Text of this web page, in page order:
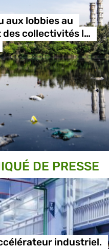
aux lobbies au
collectivités l…
DE PRESSE
industriel.